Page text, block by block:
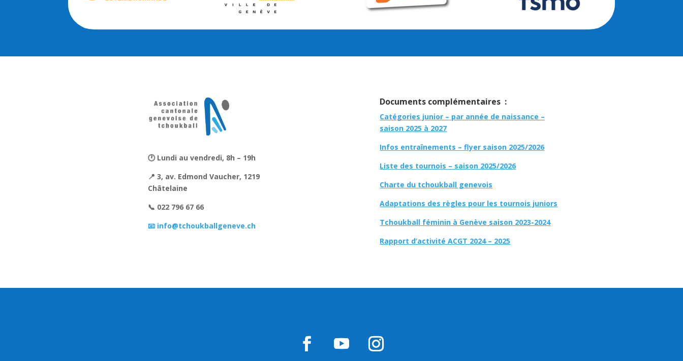
🕐 Lundi au vendredi, 8h – 19h
📍 3, av. Edmond Vaucher, 1219
Châtelaine
📞 022 796 67 66
📧 info@tchoukballgeneve.ch
Documents complémentaires :
Catégories junior – par année de naissance –
saison 2025 à 2027
Infos entraînements – flyer saison 2025/2026
Liste des tournois – saison 2025/2026
Charte du tchoukball genevois
Adaptations des règles pour les tournois juniors
Tchoukball féminin à Genève saison 2023-2024
Rapport d’activité ACGT 2024 – 2025